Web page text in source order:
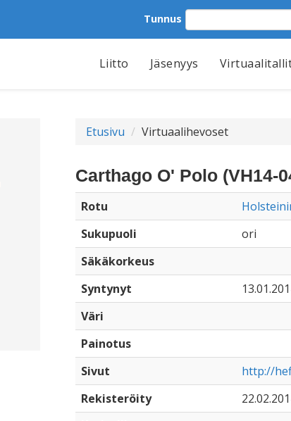
Tunnus
Liitto Jäsenyys
Etusivu Virtuaalihevoset
Carthago O' Polo (VH14-
Rotu
Sukupuoli
ori
Säkäkorkeus
Syntynyt
Väri
Painotus
Sivut
http://
Rekisteröity